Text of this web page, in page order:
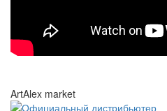
ArtAlex market